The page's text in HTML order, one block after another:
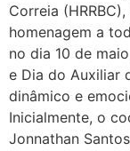
Correia
homenagem a
no dia 10 de
e Dia do Auxiliar
dinâmico e
Inicialmente, o
Jonnathan